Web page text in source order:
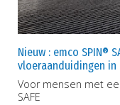
Nieuw : emco SPIN®
vloeraanduidingen
Voor mensen met
SAFE